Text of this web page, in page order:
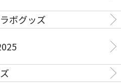
ボグッズ